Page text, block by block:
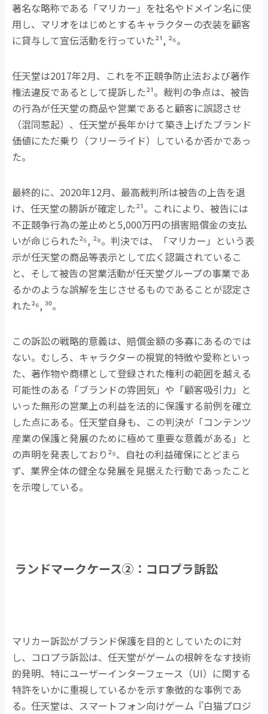
著名な略称である「マリカー」を社名やドメイン名に使
用し、マリオをはじめとするキャラクターの衣装を顧客
に貸与して宣伝活動を行っていた²¹, ²⁶。
任天堂は2017年2月、これを不正競争防止法および著作
権法違反であるとして提訴した²¹。裁判の争点は、被告
の行為が任天堂の商品や営業であると顧客に誤認させ
（混同惹起）、任天堂が長年かけて築き上げたブランド
価値にただ乗り（フリーライド）しているか否かであっ
た。
最終的に、 2020年12月、最高裁判所は被告の上告を退
け、任天堂の勝訴が確定した²¹。これにより、被告には
不正競争行為の差止めと5,000万円の損害賠償金の支払
いが命じられた²⁵, ²⁸。判決では、「マリカー」という表
示が任天堂の商品等表示として広く認識されているこ
と、そして被告の営業活動が任天堂グループの事業であ
るかのような誤解を生じさせるものであることが認定さ
れた²⁶, ³⁰。
この訴訟の戦略的意義は、賠償金額の多寡にあるのでは
ない。むしろ、キャラクターの視覚的特徴や愛称といっ
た、著作物や商標として登録された権利の範囲を越える
可能性のある「ブランドの雰囲気」や「顧客吸引力」と
いった無形の営業上の利益を法的に保護する前例を確立
した点にある。任天堂自身も、この判決が「コンテンツ
産業の保護と発展のために極めて重要な意義がある」と
の声明を発表しており²⁹、自社の利益確保にとどまら
ず、業界全体の健全な発展を見据えた行動であったこと
を示唆している。
ランドマークケース② ：コロプラ訴訟
マリカー訴訟がブランド保護を目的としていたのに対
し、コロプラ訴訟は、任天堂がゲームの根幹をなす技術
的発明、特にユーザーインターフェース（UI）に関する
特許をいかに重視しているかを示す象徴的な事例であ
る。任天堂は、スマートフォン向けゲーム『白猫プロジ